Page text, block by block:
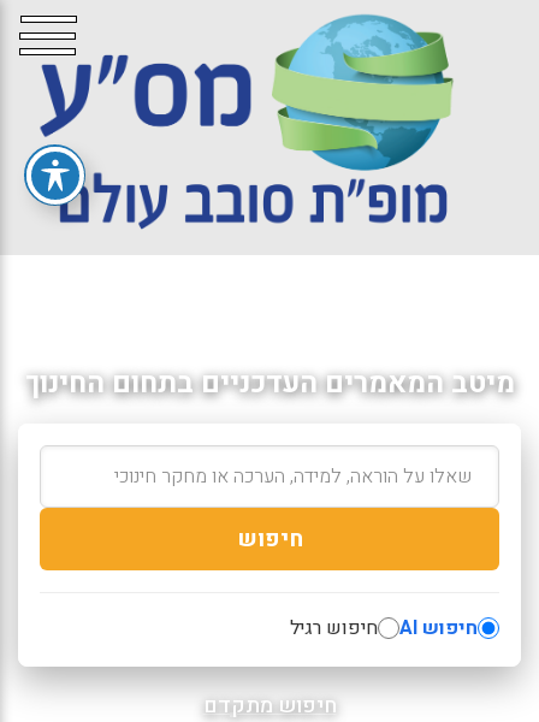
מיטב המאמרים העדכניים בתחום החינוך
חיפוש
חיפוש AI חיפוש רגיל
חיפוש מתקדם